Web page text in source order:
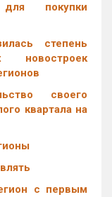
для покупки
степень
новостроек
своего
квартала на
с первым